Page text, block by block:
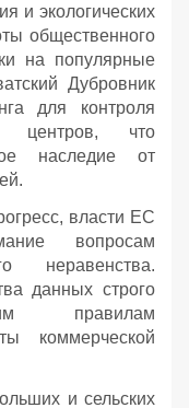
и экологических
общественного
на популярные
Дубровник
для контроля
центров, что
наследие от
власти ЕС
вопросам
неравенства.
данных строго
правилам
коммерческой
и сельских